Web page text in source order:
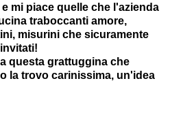
mi piace quelle che l'azienda
traboccanti amore,
misurini che sicuramente
questa grattuggina che
la trovo carinissima, un'idea